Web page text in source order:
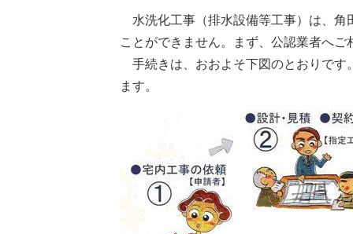
水洗化工事（排水設備等工事）は、角
ことができません。まず、公認業者へご
手続きは、おおよそ下図のとおりです
ます。